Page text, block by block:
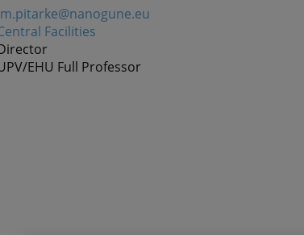
Facilities
EHU Full Professor